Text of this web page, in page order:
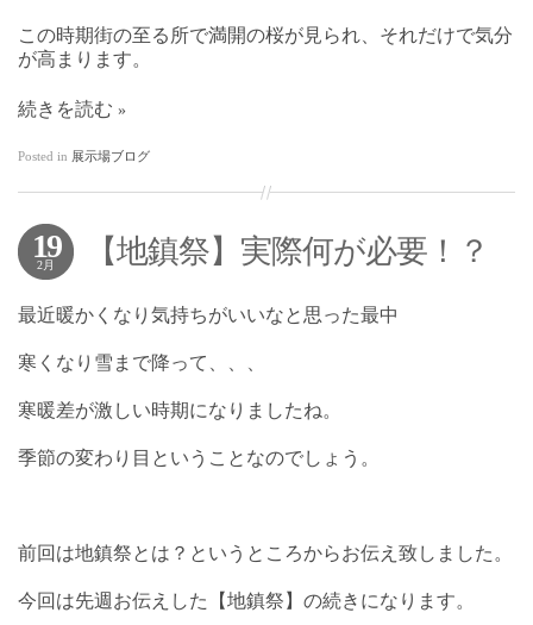
この時期街の至る所で満開の桜が見られ、それだけで気分
が高まります。
続きを読む
Posted in 展示場ブログ
19
2月 【地鎮祭】実際何が必要！？
最近暖かくなり気持ちがいいなと思った最中
寒くなり雪まで降って、、、
寒暖差が激しい時期になりましたね。
季節の変わり目ということなのでしょう。
前回は地鎮祭とは？というところからお伝え致しました。
今回は先週お伝えした【地鎮祭】の続きになります。